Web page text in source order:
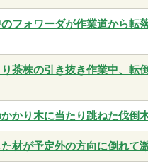
フォワーダが作業道から転
茶株の引き抜き作業中、転
かり木に当たり跳ねた伐倒
材が予定外の方向に倒れて